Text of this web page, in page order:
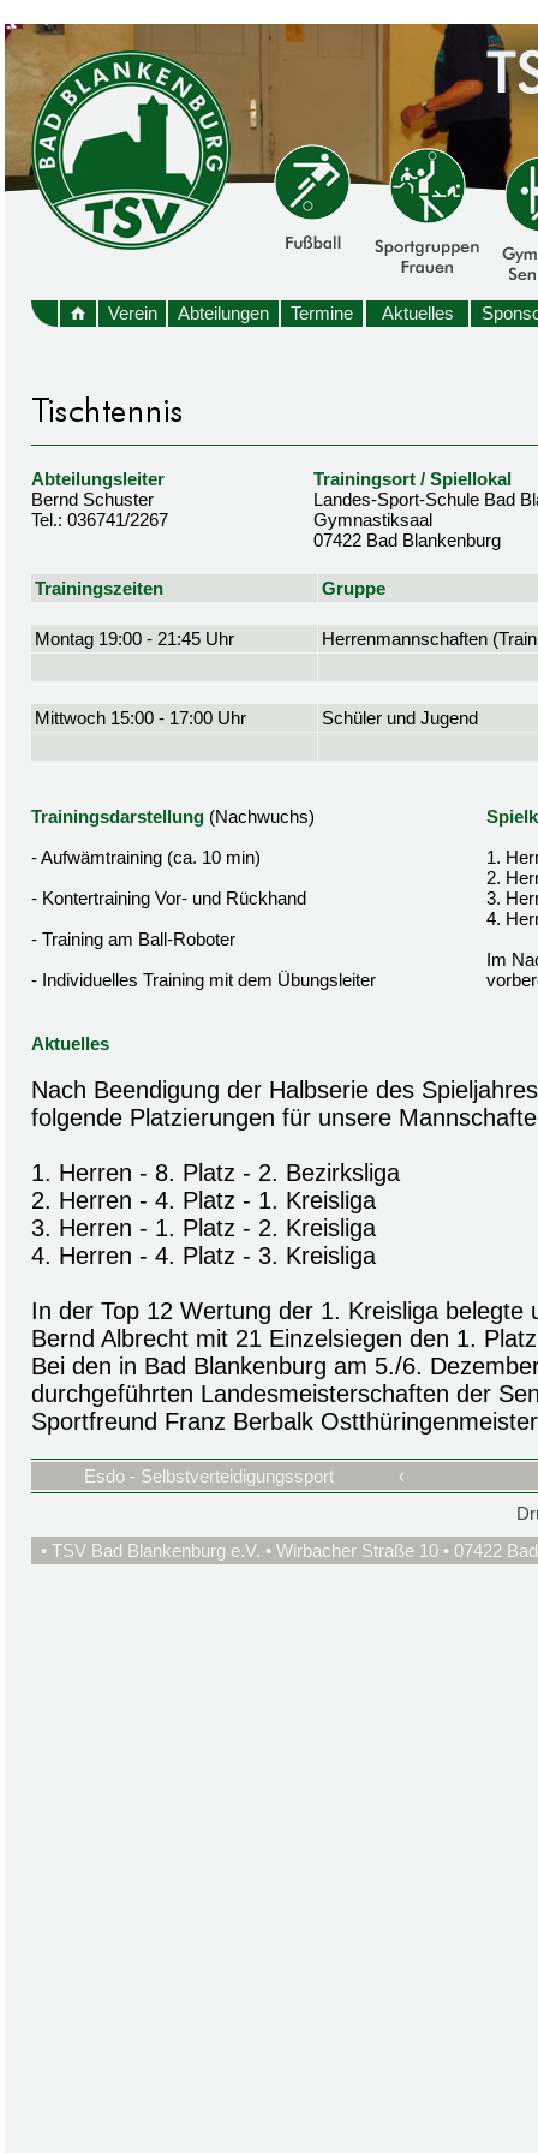
Verein Abteilungen Termine Aktuelles
Abteilungsleiter
Bernd Schuster
Tel.: 036741/2267
Trainingsort / Spiellokal
Landes-Sport-Schule Bad
Gymnastiksaal
07422 Bad Blankenburg
Trainingszeiten Gruppe
Montag 19:00 - 21:45 Uhr Herrenmannschaften
Mittwoch 15:00 - 17:00 Uhr Schüler und Jugend
Trainingsdarstellung (Nachwuchs)
- Aufwämtraining (ca. 10 min)
- Kontertraining Vor- und Rückhand
- Training am Ball-Roboter
- Individuelles Training mit dem Übungsleiter
1.
2.
3.
4.
Im
Aktuelles
Nach Beendigung der Halbserie des
folgende Platzierungen für unsere
1. Herren - 8. Platz - 2. Bezirksliga
2. Herren - 4. Platz - 1. Kreisliga
3. Herren - 1. Platz - 2. Kreisliga
4. Herren - 4. Platz - 3. Kreisliga
In der Top 12 Wertung der 1. Kreisliga belegte
Bernd Albrecht mit 21 Einzelsiegen den 1.
Bei den in Bad Blankenburg am 5./6.
durchgeführten Landesmeisterschaften der
Sportfreund Franz Berbalk
Esdo - Selbstverteidigungssport
‹
• TSV Bad Blankenburg e.V. • Wirbacher Straße 10 • 07422